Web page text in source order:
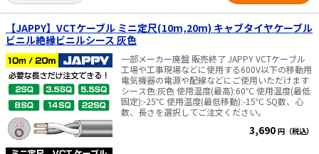
【JAPPY】VCTケーブル ミニ定尺(10m,20m) キャブタイヤケーブル
ビニル絶縁ビニルシース 灰色
一部メーカー廃盤 販売終了 JAPPY VCTケーブル
工場や工事現場などに使用する600V以下の移動用
電気機器の電源や配線などにご使用いただけます
シース色:灰色 使用温度(最高):60℃ 使用温度(最低
固定):-25℃ 使用温度(最低移動):-15℃ SQ数、心
数、長さを選択してご注文ください。
3,690 円（税込）